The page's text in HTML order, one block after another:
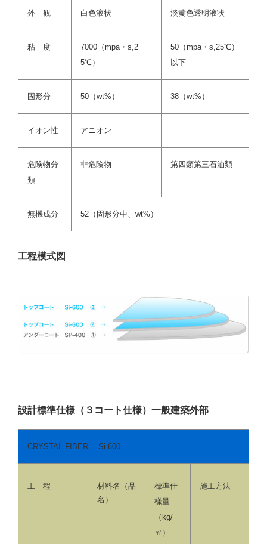
外 観 白色液状 淡黄色透明液状
粘 度
7000（mpa・s,2
5℃）
50（mpa・s,25℃）
以下
固形分 50（wt%） 38（wt%）
イオン性 アニオン –
危険物分
類
非危険物 第四類第三石油類
無機成分 52（固形分中、wt%）
工程模式図
設計標準仕様（３コート仕様）一般建築外部
CRYSTAL FIBER Si-600
工 程
材料名（品
名）
標準仕
様量
（kg/
㎡）
施工方法